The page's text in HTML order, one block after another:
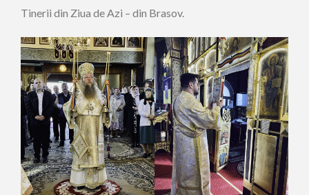
Tinerii din Ziua de Azi – din Brasov.